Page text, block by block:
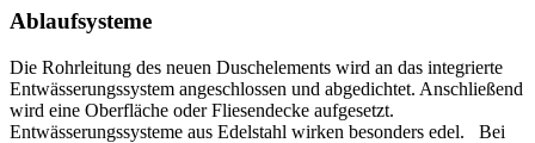
Ablaufsysteme
Die Rohrleitung des neuen Duschelements wird an das integrierte
Entwässerungssystem angeschlossen und abgedichtet. Anschließend
wird eine Oberfläche oder Fliesendecke aufgesetzt.
Entwässerungssysteme aus Edelstahl wirken besonders edel. Bei